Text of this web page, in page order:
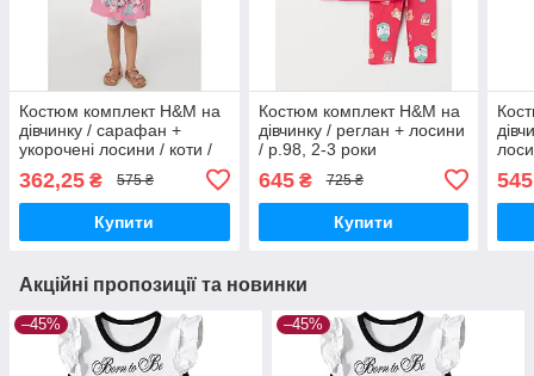
Костюм комплект H&M на
дівчинку / сарафан +
укорочені лосини / коти /
362,25 ₴ 575 ₴
Купити
Костюм комплект H&M на
дівчинку / реглан + лосини
/ р.98, 2-3 роки
645₴ 725 ₴
Купити
545
Акційні пропозиції та новинки
–45% –45%